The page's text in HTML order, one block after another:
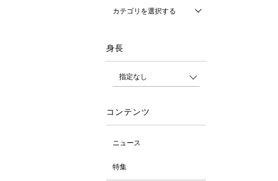
カテゴリを選択する
身長
コンテンツ
ニュース
特集